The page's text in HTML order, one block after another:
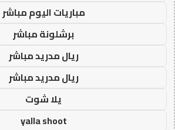
مباريات اليوم مباشر
برشلونة مباشر
ريال مدريد مباشر
ريال مدريد مباشر
يلا شوت
yalla shoot